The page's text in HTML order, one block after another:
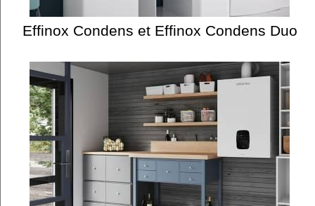
Effinox Condens et Effinox Condens Duo